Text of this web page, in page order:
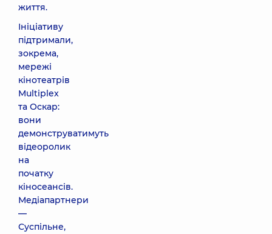
життя.
Ініціативу
підтримали,
зокрема,
мережі
кінотеатрів
Multiplex
та Оскар:
вони
демонструватимуть
відеоролик
на
початку
кіносеансів.
Медіапартнери
—
Суспільне,